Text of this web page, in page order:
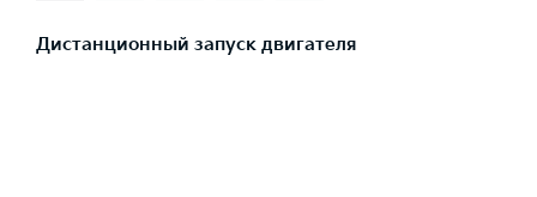
Дистанционный запуск двигателя